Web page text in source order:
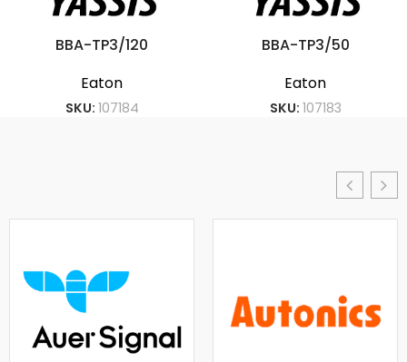
BBA-TP3/120
Eaton
SKU: 107184
BBA-TP3/50
Eaton
SKU: 107183